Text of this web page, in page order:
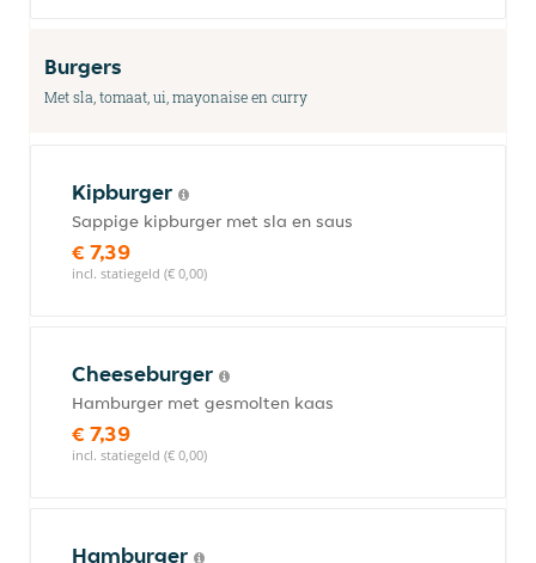
Burgers
Met sla, tomaat, ui, mayonaise en curry
Kipburger
Sappige kipburger met sla en saus
€ 7,39
incl. statiegeld (€ 0,00)
Cheeseburger
Hamburger met gesmolten kaas
€ 7,39
incl. statiegeld (€ 0,00)
Hamburger